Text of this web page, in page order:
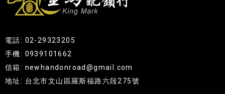
電話: 02-29323205
手機: 0939101662
信箱: newhandonroad@gmail.com
地址: 台北市文山區羅斯福路六段275號